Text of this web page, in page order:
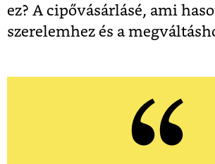
ez? A cipővásárlásé, ami
szerelemhez és a